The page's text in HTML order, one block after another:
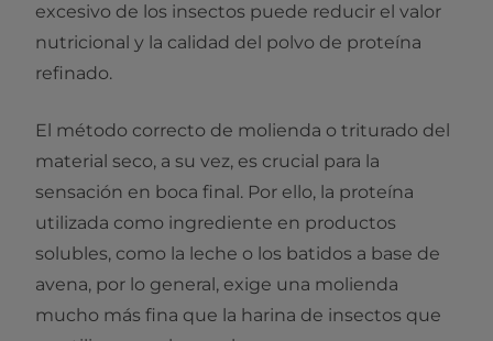
excesivo de los insectos puede reducir el valor
nutricional y la calidad del polvo de proteína
refinado.
El método correcto de molienda o triturado del
material seco, a su vez, es crucial para la
sensación en boca final. Por ello, la proteína
utilizada como ingrediente en productos
solubles, como la leche o los batidos a base de
avena, por lo general, exige una molienda
mucho más fina que la harina de insectos que